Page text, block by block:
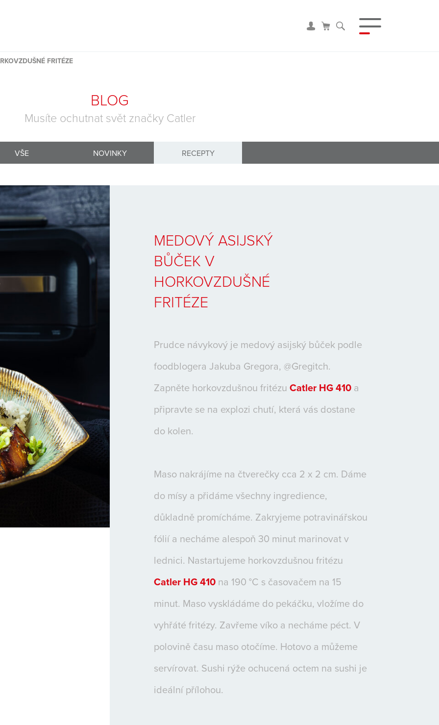
FRITÉZE
BLOG
Musíte ochutnat svět značky Catler
VŠE NOVINKY RECEPTY
MEDOVÝ ASIJSKÝ
BŮČEK V
HORKOVZDUŠNÉ
FRITÉZE
Prudce návykový je medový asijský bůček podle
foodblogera Jakuba Gregora, @Gregitch.
Zapněte horkovzdušnou fritézu Catler HG 410 a
připravte se na explozi chutí, která vás dostane
do kolen.
Maso nakrájíme na čtverečky cca 2 x 2 cm. Dáme
do mísy a přidáme všechny ingredience,
důkladně promícháme. Zakryjeme potravinářskou
fólií a necháme alespoň 30 minut marinovat v
lednici. Nastartujeme horkovzdušnou fritézu
Catler HG 410 na 190 °C s časovačem na 15
minut. Maso vyskládáme do pekáčku, vložíme do
vyhřáté fritézy. Zavřeme víko a necháme péct. V
polovině času maso otočíme. Hotovo a můžeme
servírovat. Sushi rýže ochucená octem na sushi je
ideální přílohou.